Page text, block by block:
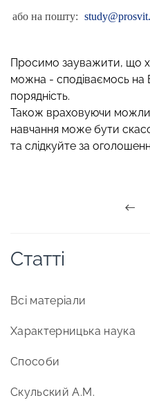
або на пошту:
Просимо зауважити, що
можна - сподіваємось на
порядність.
Також враховуючи
навчання може бути
та слідкуйте за
Статті
Всі матеріали
Характерницька наука
Способи
Скульский А.М.